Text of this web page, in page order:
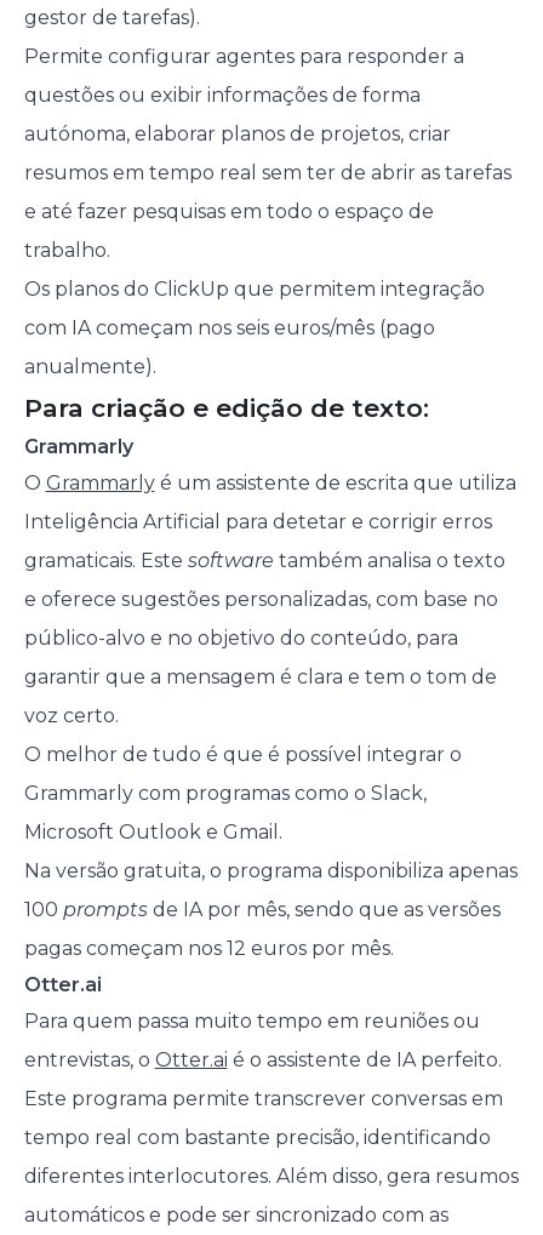
gestor de tarefas).
Permite configurar agentes para responder a
questões ou exibir informações de forma
autónoma, elaborar planos de projetos, criar
resumos em tempo real sem ter de abrir as tarefas
e até fazer pesquisas em todo o espaço de
trabalho.
Os planos do ClickUp que permitem integração
com IA começam nos seis euros/mês (pago
anualmente).
Para criação e edição de texto:
Grammarly
O Grammarlyé um assistente de escrita que utiliza
Inteligência Artificial para detetar e corrigir erros
gramaticais. Este software também analisa o texto
e oferece sugestões personalizadas, com base no
público-alvo e no objetivo do conteúdo, para
garantir que a mensagem é clara e tem o tom de
voz certo.
O melhor de tudo é que é possível integrar o
Grammarly com programas como o Slack,
Microsoft Outlook e Gmail.
Na versão gratuita, o programa disponibiliza apenas
100 promptsde IA por mês, sendo que as versões
pagas começam nos 12 euros por mês.
Otter.ai
Para quem passa muito tempo em reuniões ou
entrevistas, o Otter.ai é o assistente de IA perfeito.
Este programa permite transcrever conversas em
tempo real com bastante precisão, identificando
diferentes interlocutores. Além disso, gera resumos
automáticos e pode ser sincronizado com as